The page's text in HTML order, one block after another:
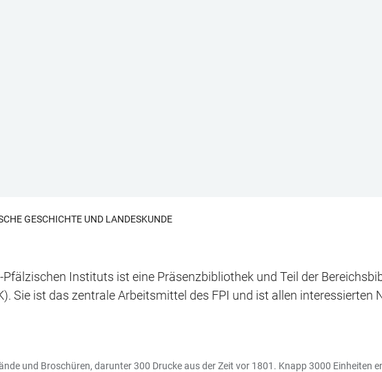
GESCHICHTE UND LANDESKUNDE
Instituts ist eine Präsenzbibliothek und Teil der
Sie ist das zentrale Arbeitsmittel des FPI und ist allen
und Broschüren, darunter 300 Drucke aus der Zeit vor 1801. Knapp 3000